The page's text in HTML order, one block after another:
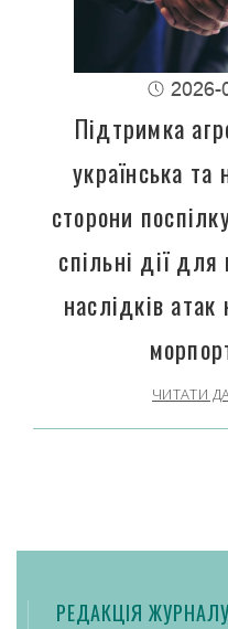
2026-
Підтримка
українська та
сторони
спільні дії
наслідків атак
ЧИТАТИ
РЕДАКЦІЯ